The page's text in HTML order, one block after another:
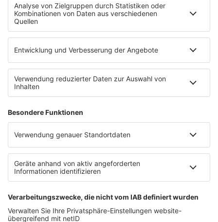
radioplayer.de
Partner
WERBUNG
Leistungen und Produkte
Ansprechpartner
RECHTLICHES
Impressum
Datenschutz
Datenschutzeinstellungen
Datenverarbeitung bei Gewinnspielen
Teilnahmebedingungen
Bildnachweise
KI-Leitlinie